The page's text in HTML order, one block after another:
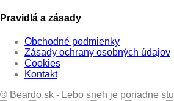
Pravidlá a zásady
Obchodné podmienky
Zásady ochrany osobných údajov
Cookies
Kontakt
© Beardo.sk - Lebo sneh je poriadne